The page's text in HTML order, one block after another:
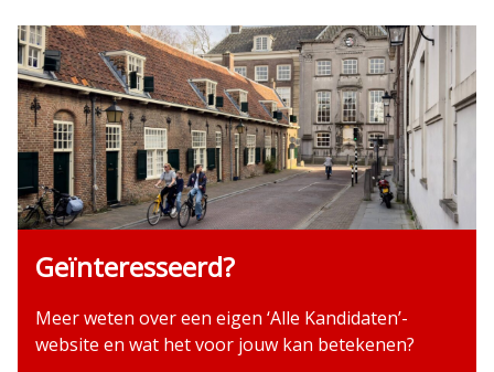
Geïnteresseerd?
Meer weten over een eigen ‘Alle Kandidaten’-
website en wat het voor jouw kan betekenen?